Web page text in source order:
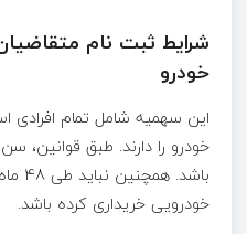
شرایط ثبت نام
خودرو
این سهمیه شامل تمام
خودرویی خریداری کرده باشد.